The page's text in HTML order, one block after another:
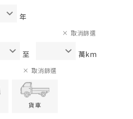
年
至 萬km
取消篩選
貨車
取消篩選